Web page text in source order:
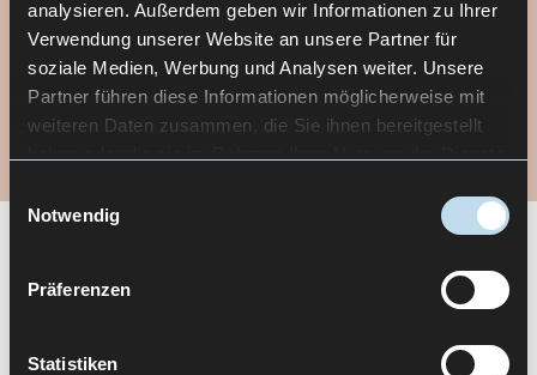
analysieren. Außerdem geben wir Informationen zu Ihrer
Verwendung unserer Website an unsere Partner für
soziale Medien, Werbung und Analysen weiter. Unsere
Partner führen diese Informationen möglicherweise mit
weiteren Daten zusammen, die Sie ihnen bereitgestellt
Notwendig
Präferenzen
Statistiken